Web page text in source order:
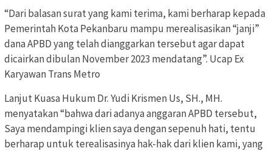
“Dari balasan surat yang kami terima, kami berharap kepada
Pemerintah Kota Pekanbaru mampu merealisasikan “janji”
dana APBD yang telah dianggarkan tersebut agar dapat
dicairkan dibulan November 2023 mendatang”. Ucap Ex
Karyawan Trans Metro
Lanjut Kuasa Hukum Dr. Yudi Krismen Us, SH., MH.
menyatakan “bahwa dari adanya anggaran APBD tersebut,
Saya mendampingi klien saya dengan sepenuh hati, tentu
berharap untuk terealisasinya hak-hak dari klien kami, yang